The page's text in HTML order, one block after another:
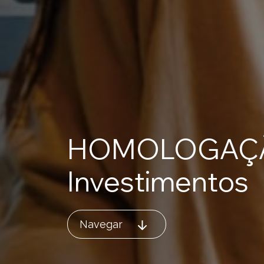
Planos
Investimentos
Serviços
Investimentos
Navegar